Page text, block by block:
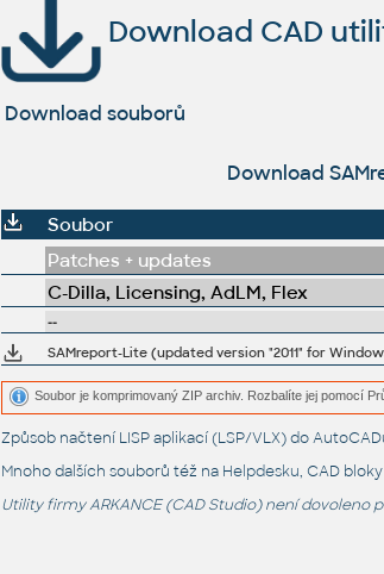
Download CAD
Download souborů
Download
Soubor
Patches + updates
C-Dilla, Licensing, AdLM, Flex
--
SAMreport-Lite (updated version "2011" for
Soubor je komprimovaný ZIP archiv. Rozbalíte jej pomocí
Způsob načtení LISP aplikací (LSP/VLX) do
Mnoho dalších souborů též na Helpdesku, CAD
Utility firmy ARKANCE (CAD Studio) není dovoleno